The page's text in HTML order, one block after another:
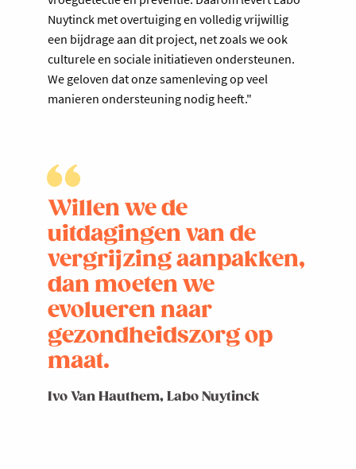
Nuytinck met overtuiging en volledig vrijwillig
een bijdrage aan dit project, net zoals we ook
culturele en sociale initiatieven ondersteunen.
We geloven dat onze samenleving op veel
manieren ondersteuning nodig heeft."
Willen we de
uitdagingen van de
vergrijzing aanpakken,
dan moeten we
evolueren naar
gezondheidszorg op
maat.
Ivo Van Hauthem, Labo Nuytinck